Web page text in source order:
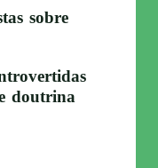
sobre
doutrina